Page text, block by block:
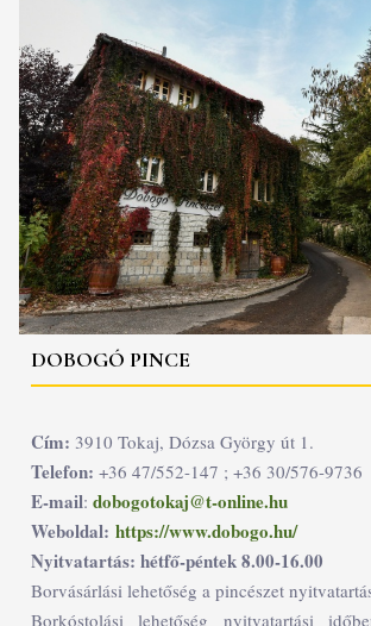
DOBOGÓ PINCE
Cím: 3910 Tokaj, Dózsa György út 1.
Telefon: +36 47/552-147 ; +36 30/576-9736
E-mail: dobogotokaj@t-online.hu
Weboldal: https://www.dobogo.hu/
Nyitvatartás: hétfő-péntek 8.00-16.00
Borvásárlási lehetőség a pincészet
Borkóstolási lehetőség nyitvatartási